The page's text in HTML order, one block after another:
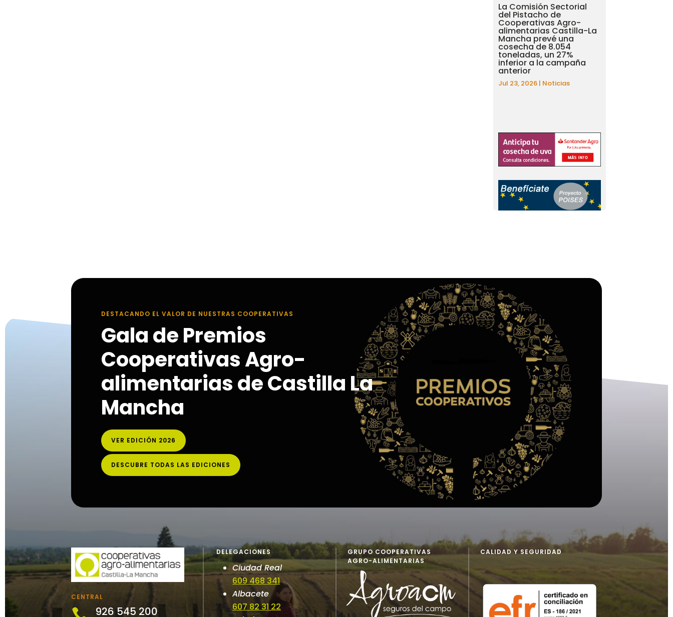
La Comisión Sectorial
del Pistacho de
Cooperativas Agro-
alimentarias Castilla-La
Mancha prevé una
cosecha de 8.054
toneladas, un 27%
inferior a la campaña
anterior
Jul 23, 2026 | Noticias
DESTACANDO EL VALOR DE NUESTRAS COOPERATIVAS
Gala de Premios
Cooperativas Agro-
alimentarias de Castilla La
Mancha
VER EDICIÓN 2026
DESCUBRE TODAS LAS EDICIONES
CENTRAL
926 545 200
DELEGACIONES
Ciudad Real
609 468 341
Albacete
607 82 31 22
GRUPO COOPERATIVAS
AGRO-ALIMENTARIAS
CALIDAD Y SEGURIDAD